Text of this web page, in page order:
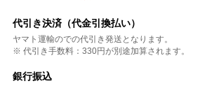
代引き決済（代金引換払い）
ヤマト運輸のでの代引き発送となります。
※ 代引き手数料：330円が別途加算されます。
銀行振込